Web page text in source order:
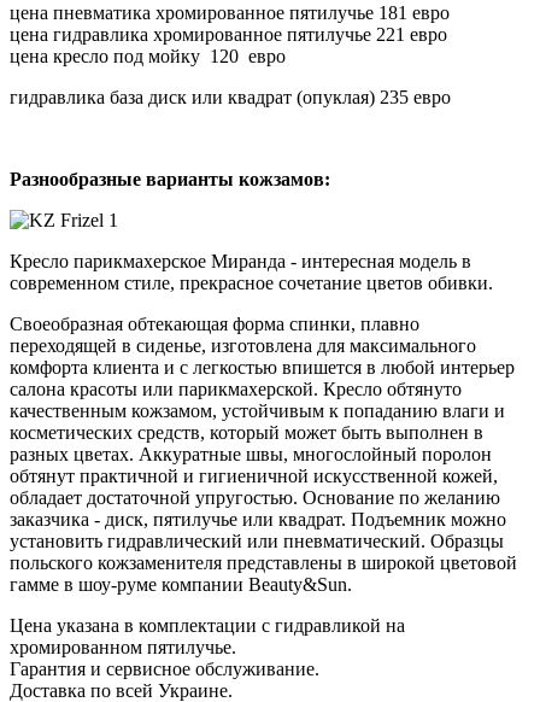
цена пневматика хромированное пятилучье 181 евро
цена гидравлика хромированное пятилучье 221 евро
цена кресло под мойку 120 евро
гидравлика база диск или квадрат (опуклая) 235 евро
Разнообразные варианты кожзамов:
Кресло парикмахерское Миранда - интересная модель в
современном стиле, прекрасное сочетание цветов обивки.
Своеобразная обтекающая форма спинки, плавно
переходящей в сиденье, изготовлена для максимального
комфорта клиента и с легкостью впишется в любой интерьер
салона красоты или парикмахерской. Кресло обтянуто
качественным кожзамом, устойчивым к попаданию влаги и
косметических средств, который может быть выполнен в
разных цветах. Аккуратные швы, многослойный поролон
обтянут практичной и гигиеничной искусственной кожей,
обладает достаточной упругостью. Основание по желанию
заказчика - диск, пятилучье или квадрат. Подъемник можно
установить гидравлический или пневматический. Образцы
польского кожзаменителя представлены в широкой цветовой
гамме в шоу-руме компании Beauty&Sun.
Цена указана в комплектации с гидравликой на
хромированном пятилучье.
Гарантия и сервисное обслуживание.
Доставка по всей Украине.